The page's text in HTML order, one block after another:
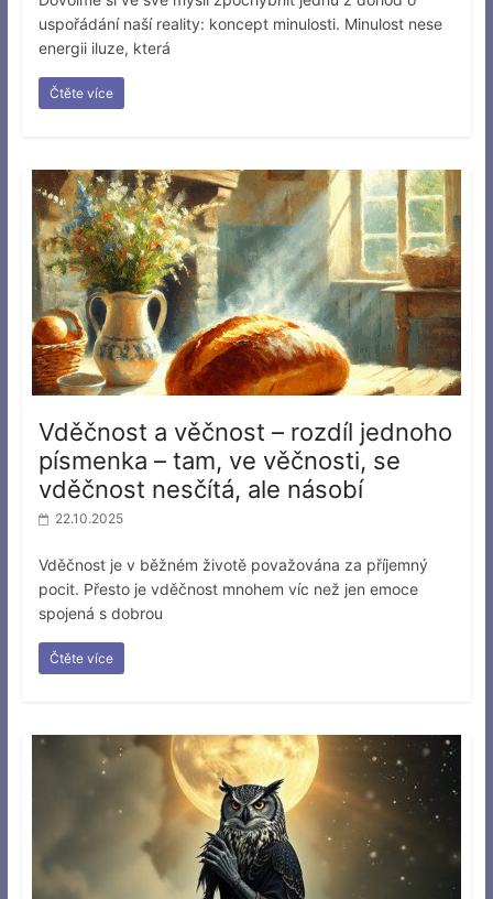
uspořádání naší reality: koncept minulosti. Minulost nese
energii iluze, která
Čtěte více
Vděčnost a věčnost – rozdíl jednoho
písmenka – tam, ve věčnosti, se
vděčnost nesčítá, ale násobí
22.10.2025
Vděčnost je v běžném životě považována za příjemný
pocit. Přesto je vděčnost mnohem víc než jen emoce
spojená s dobrou
Čtěte více